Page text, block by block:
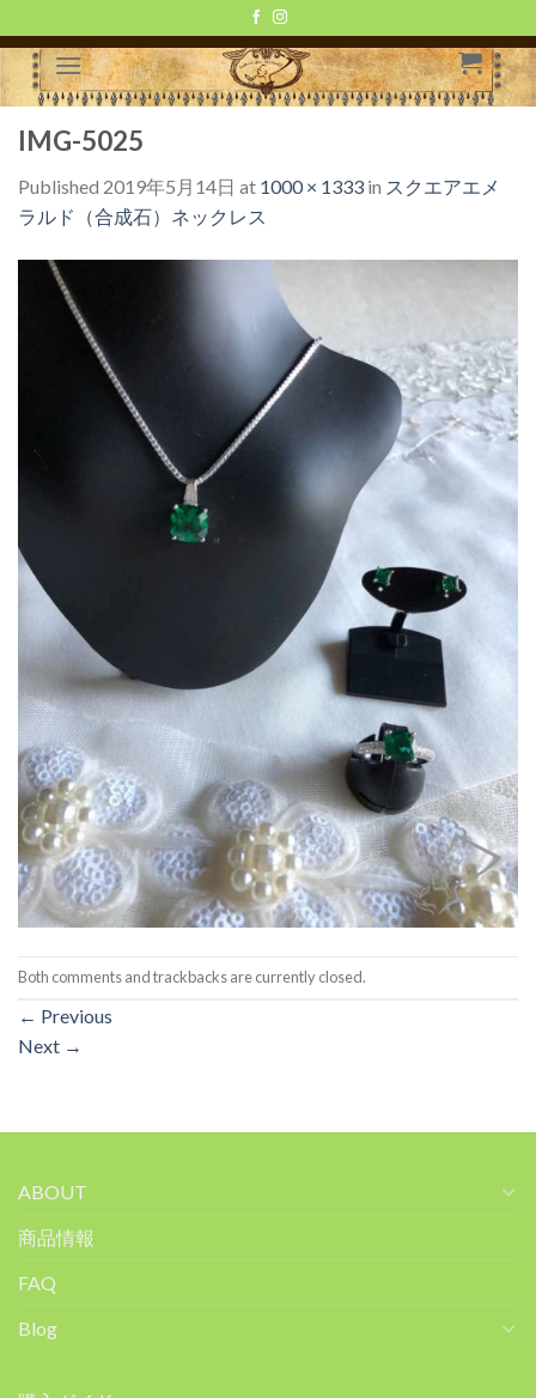
to
content
IMG-5025
Published 2019年5月14日 at 1000 × 1333 in スクエアエメ
ラルド（合成石）ネックレス
Both comments and trackbacks are currently closed.
← Previous
Next →
ABOUT
商品情報
FAQ
Blog